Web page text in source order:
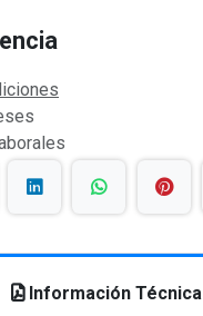
Información Técnica